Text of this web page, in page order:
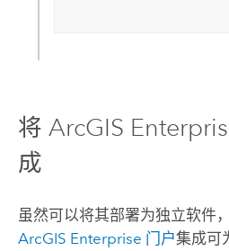
将 ArcGIS
成
虽然可以将其部署为独立软件
ArcGIS Enterprise 门户集成可